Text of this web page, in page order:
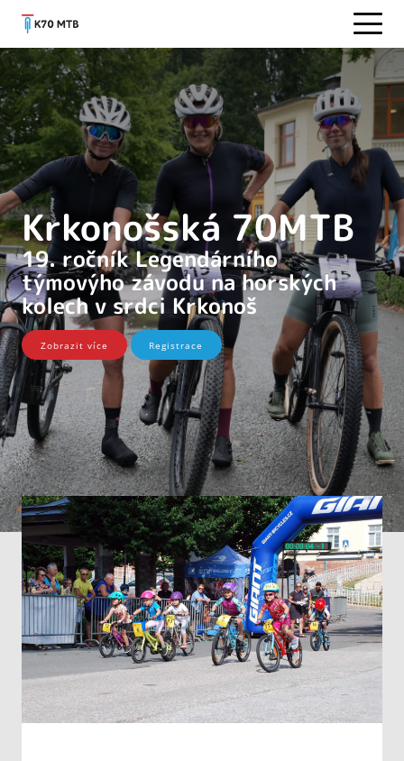
Krkonošská 70MTB
19. ročník Legendárního
týmovýho závodu na horských
kolech v srdci Krkonoš
Zobrazit více Registrace